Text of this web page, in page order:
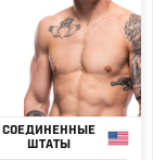
СОЕДИНЕННЫЕ
ШТАТЫ